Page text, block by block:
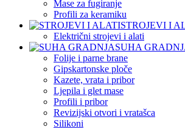
Mase za fugiranje
Profili za keramiku
STROJEVI I
Električni strojevi i alati
SUHA
Folije i parne brane
Gipskartonske ploče
Kazete, vrata i pribor
Ljepila i glet mase
Profili i pribor
Revizijski otvori i vratašca
Silikoni